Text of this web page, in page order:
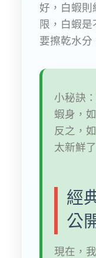
好，白蝦則
限，白蝦
要擦乾水分
小秘訣
蝦身，
反之，
太新鮮
經
公
現在，